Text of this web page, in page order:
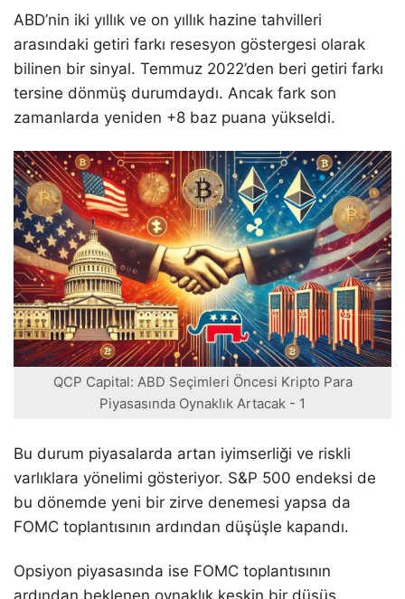
ABD’nin iki yıllık ve on yıllık hazine tahvilleri
arasındaki getiri farkı resesyon göstergesi olarak
bilinen bir sinyal. Temmuz 2022’den beri getiri farkı
tersine dönmüş durumdaydı. Ancak fark son
zamanlarda yeniden +8 baz puana yükseldi.
QCP Capital: ABD Seçimleri Öncesi Kripto Para
Piyasasında Oynaklık Artacak - 1
Bu durum piyasalarda artan iyimserliği ve riskli
varlıklara yönelimi gösteriyor. S&P 500 endeksi de
bu dönemde yeni bir zirve denemesi yapsa da
FOMC toplantısının ardından düşüşle kapandı.
Opsiyon piyasasında ise FOMC toplantısının